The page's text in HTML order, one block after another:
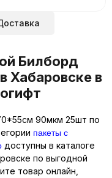
Билборд
в
90мкм 25шт по
пакеты с
доступны в каталоге
по выгодной
товар онлайн,